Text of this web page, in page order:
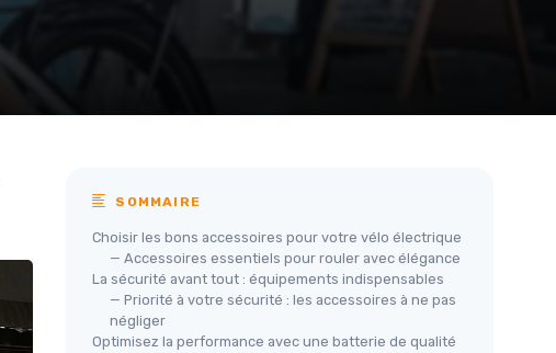
SOMMAIRE
Choisir les bons accessoires pour votre vélo électrique
— Accessoires essentiels pour rouler avec élégance
La sécurité avant tout : équipements indispensables
— Priorité à votre sécurité : les accessoires à ne pas
négliger
Optimisez la performance avec une batterie de qualité